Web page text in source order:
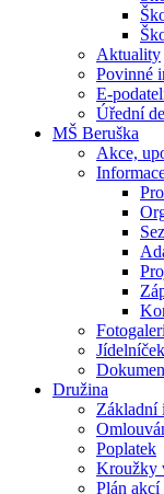
Aktuality
Povinné
E-
Úřední
MŠ Beruška
Akce,
Jídelníček
Družina
Základní
Poplatek
Kroužky
Plán akcí